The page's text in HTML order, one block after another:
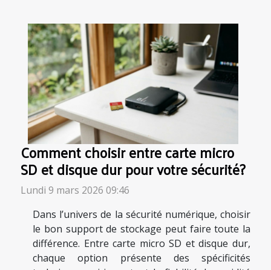
Comment choisir entre carte micro
SD et disque dur pour votre sécurité?
Lundi 9 mars 2026 09:46
Dans l’univers de la sécurité numérique, choisir
le bon support de stockage peut faire toute la
différence. Entre carte micro SD et disque dur,
chaque option présente des spécificités